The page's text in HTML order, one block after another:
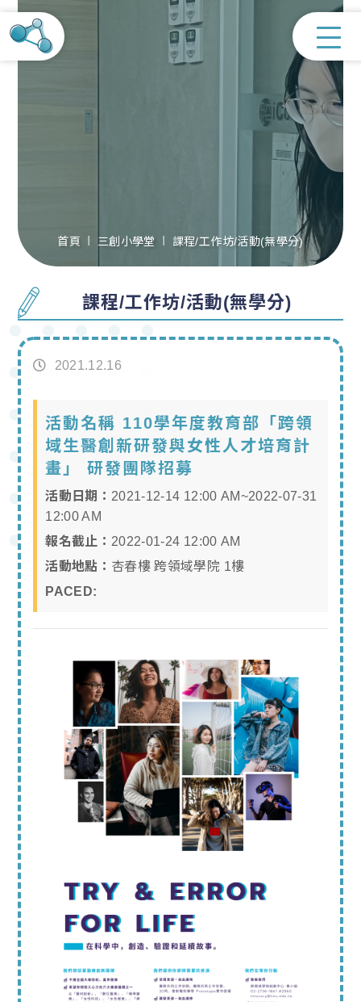
首頁 三創小學堂 課程/工作坊/活動(無學分)
課程/工作坊/活動(無學分)
2021.12.16
活動名稱 110學年度教育部「跨領
域生醫創新研發與女性人才培育計
畫」 研發團隊招募
活動日期： 2021-12-14 12:00 AM~2022-07-31
12:00 AM
報名截止： 2022-01-24 12:00 AM
活動地點： 杏春樓 跨領域學院 1樓
PACED: